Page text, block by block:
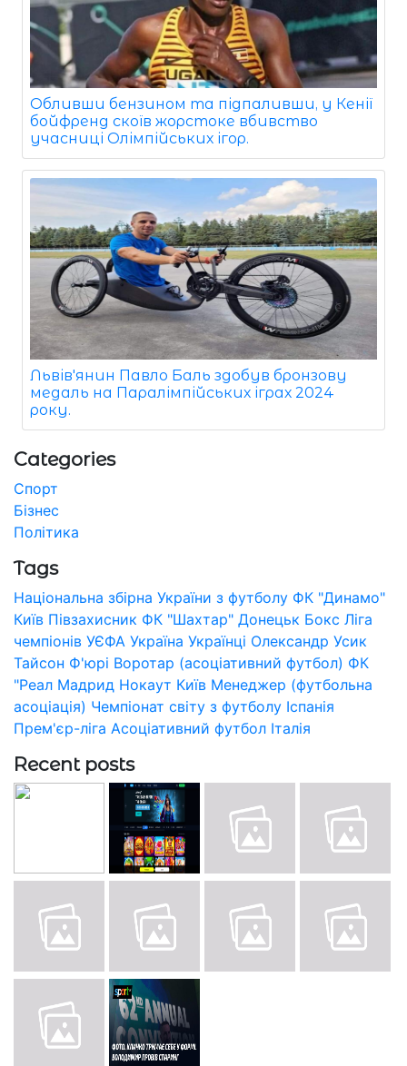
Обливши бензином та підпаливши, у Кенії
бойфренд скоїв жорстоке вбивство
учасниці Олімпійських ігор.
Львів'янин Павло Баль здобув бронзову
медаль на Паралімпійських іграх 2024
року.
Categories
Спорт
Бізнес
Політика
Tags
Національна збірна України з футболу ФК "Динамо"
Київ Півзахисник ФК "Шахтар" Донецьк Бокс Ліга
чемпіонів УЄФА Україна Українці Олександр Усик
Тайсон Ф'юрі Воротар (асоціативний футбол) ФК
"Реал Мадрид Нокаут Київ Менеджер (футбольна
асоціація) Чемпіонат світу з футболу Іспанія
Прем'єр-ліга Асоціативний футбол Італія
Recent posts